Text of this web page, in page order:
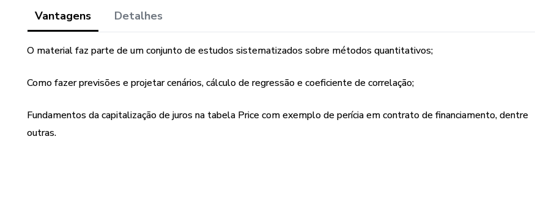
Vantagens Detalhes
O material faz parte de um conjunto de estudos sistematizados sobre métodos quantitativos;
Como fazer previsões e projetar cenários, cálculo de regressão e coeficiente de correlação;
Fundamentos da capitalização de juros na tabela Price com exemplo de perícia em contrato de financiamento, dentre
outras.